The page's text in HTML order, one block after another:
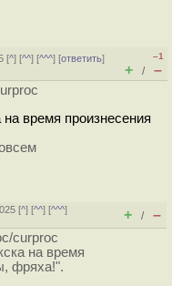
[^] [^^] [^^^] [ответить]
–1
+ / –
время произнесения
[^] [^^] [^^^]
+ / –
curproc
на время
фряха!".